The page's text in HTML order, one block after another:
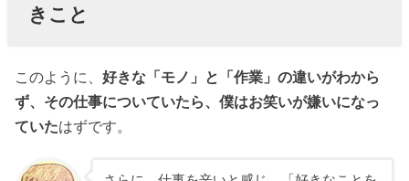
きこと
このように、好きな「モノ」と「作業」の違いがわから
ず、その仕事についていたら、僕はお笑いが嫌いになっ
ていたはずです。